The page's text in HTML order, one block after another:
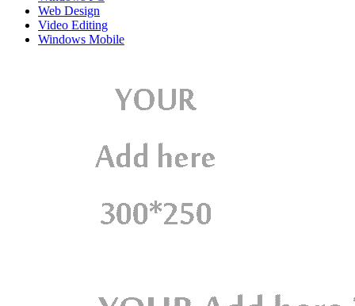
Web Design
Video Editing
Windows Mobile